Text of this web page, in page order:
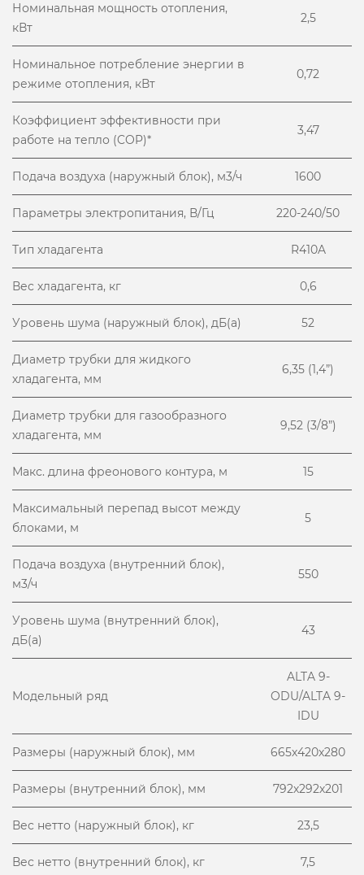
Номинальная мощность отопления,
кВт
2,5
Номинальное потребление энергии в
режиме отопления, кВт
0,72
Коэффициент эффективности при
работе на тепло (COP)*
3,47
Подача воздуха (наружный блок), м3/ч 1600
Параметры электропитания, В/Гц 220-240/50
Тип хладагента R410A
Вес хладагента, кг 0,6
Уровень шума (наружный блок), дБ(а) 52
Диаметр трубки для жидкого
хладагента, мм
6,35 (1,4”)
Диаметр трубки для газообразного
хладагента, мм
9,52 (3/8”)
Макс. длина фреонового контура, м 15
Максимальный перепад высот между
блоками, м
5
Подача воздуха (внутренний блок),
м3/ч
550
Уровень шума (внутренний блок),
дБ(а)
43
Модельный ряд
ALTA 9-
ODU/ALTA 9-
IDU
Размеры (наружный блок), мм 665х420х280
Размеры (внутренний блок), мм 792х292х201
Вес нетто (наружный блок), кг 23,5
Вес нетто (внутренний блок), кг 7,5